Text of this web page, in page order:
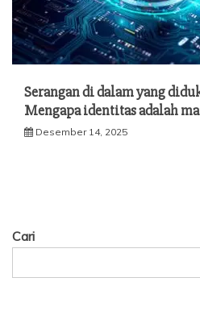
Serangan di dalam yang
Mengapa identitas adalah
Desember 14, 2025
Cari